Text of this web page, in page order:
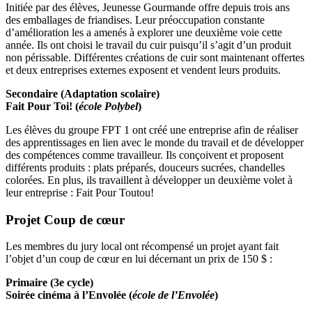
Initiée par des élèves, Jeunesse Gourmande offre depuis trois ans
des emballages de friandises. Leur préoccupation constante
d’amélioration les a amenés à explorer une deuxième voie cette
année. Ils ont choisi le travail du cuir puisqu’il s’agit d’un produit
non périssable. Différentes créations de cuir sont maintenant offertes
et deux entreprises externes exposent et vendent leurs produits.
Secondaire (Adaptation scolaire)
Fait Pour Toi! (école Polybel)
Les élèves du groupe FPT 1 ont créé une entreprise afin de réaliser
des apprentissages en lien avec le monde du travail et de développer
des compétences comme travailleur. Ils conçoivent et proposent
différents produits : plats préparés, douceurs sucrées, chandelles
colorées. En plus, ils travaillent à développer un deuxième volet à
leur entreprise : Fait Pour Toutou!
Projet Coup de cœur
Les membres du jury local ont récompensé un projet ayant fait
l’objet d’un coup de cœur en lui décernant un prix de 150 $ :
Primaire (3e cycle)
Soirée cinéma à l’Envolée (école de l’Envolée)